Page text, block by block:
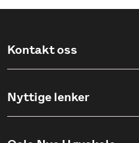
Kontakt oss
Ullevålsveien 76, 0454 OSLO
Nyttige lenker